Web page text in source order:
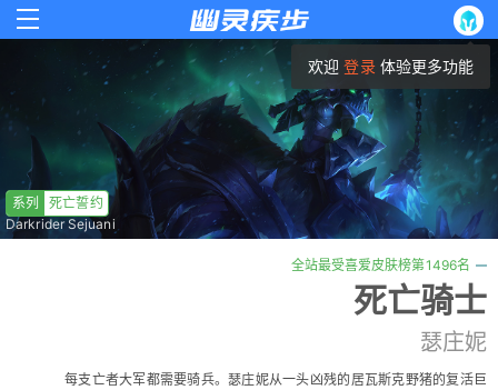
欢迎 登录 体验更多功能
Darkrider Sejuani
系列 死亡誓约
全站最受喜爱皮肤榜第1496名
死亡骑士
瑟庄妮
每支亡者大军都需要骑兵。瑟庄妮从一头凶残的居瓦斯克野猪的复活巨